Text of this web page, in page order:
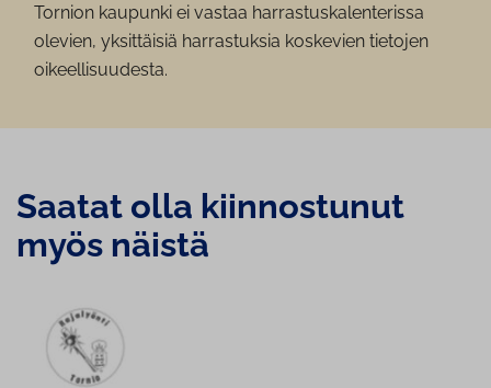
Tornion kaupunki ei vastaa harrastuskalenterissa
olevien, yksittäisiä harrastuksia koskevien tietojen
oikeellisuudesta.
Saatat olla kiin­nos­tu­nut
myös näistä